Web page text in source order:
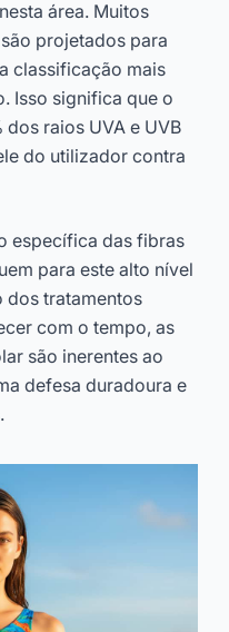
área. Muitos
projetados para
classificação mais
Isso significa que o
raios UVA e UVB
do utilizador contra
específica das fibras
para este alto nível
dos tratamentos
com o tempo, as
são inerentes ao
defesa duradoura e